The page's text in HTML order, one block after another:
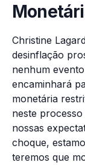
Christine
desinflação
nenhum
encaminhará
monetária
neste
nossas
choque,
teremos que